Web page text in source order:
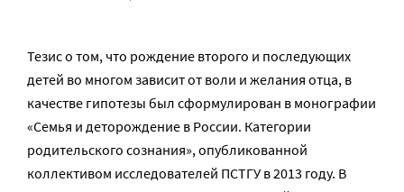
Тезис о том, что рождение второго и последующих
детей во многом зависит от воли и желания отца, в
качестве гипотезы был сформулирован в монографии
«Семья и деторождение в России. Категории
родительского сознания», опубликованной
коллективом исследователей ПСТГУ в 2013 году. В